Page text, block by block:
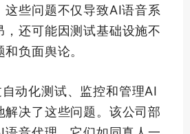
这些问题不仅导致AI语音系
，还可能因测试基础设施不
负面舆论。
动化测试、监控和管理AI
解决了这些问题。该公司部